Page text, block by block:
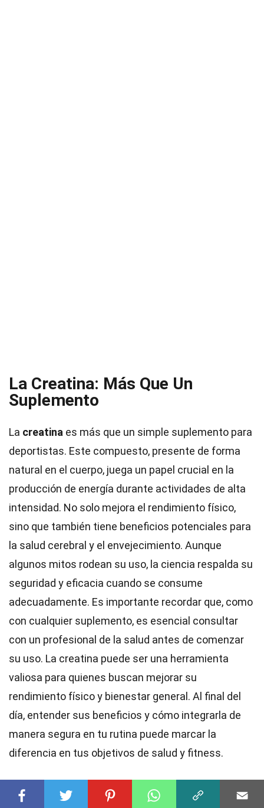
La Creatina: Más Que Un
Suplemento
La creatina es más que un simple suplemento para
deportistas. Este compuesto, presente de forma
natural en el cuerpo, juega un papel crucial en la
producción de energía durante actividades de alta
intensidad. No solo mejora el rendimiento físico,
sino que también tiene beneficios potenciales para
la salud cerebral y el envejecimiento. Aunque
algunos mitos rodean su uso, la ciencia respalda su
seguridad y eficacia cuando se consume
adecuadamente. Es importante recordar que, como
con cualquier suplemento, es esencial consultar
con un profesional de la salud antes de comenzar
su uso. La creatina puede ser una herramienta
valiosa para quienes buscan mejorar su
rendimiento físico y bienestar general. Al final del
día, entender sus beneficios y cómo integrarla de
manera segura en tu rutina puede marcar la
diferencia en tus objetivos de salud y fitness.